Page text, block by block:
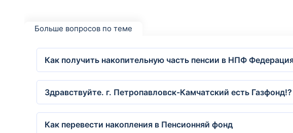
Больше вопросов по теме
Как получить накопительную часть пенсии в НПФ
Здравствуйте. г. Петропавловск-Камчатский есть Газфонд!?
Как перевести накопления в Пенсионняй фонд